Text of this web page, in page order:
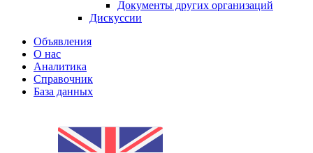
Документы других организаций
Дискуссии
Объявления
О нас
Аналитика
Справочник
База данных